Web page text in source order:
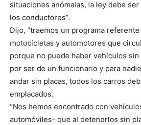
situaciones anómalas, la ley debe
los conductores”.
Dijo, “traemos un programa
motocicletas y automotores que
porque no puede haber vehículos sin
por ser de un funcionario y para
andar sin placas, todos los carros
emplacados.
“Nos hemos encontrado con
automóviles- que al detenerlos sin